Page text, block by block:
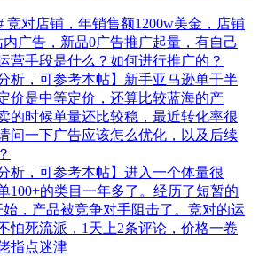
竞对店铺，年销售额1200w美金，店铺
广告，新品0广告推广起量，有自己
营手段是什么？如何进行推广的？
析，可参考本帖】新手亚马逊单干半
价是中等定价，还算比较蓝海的产
的时候单量还比较稳，最近转化率很
问一下广告应该怎么优化，以及后续
析，可参考本帖】进入一个体量很
100+的类目一年多了。经历了短暂的
，产品被竞争对手阻击了。竞对的运
怕死流派，1天上2条评论，价格一卷
指点迷津